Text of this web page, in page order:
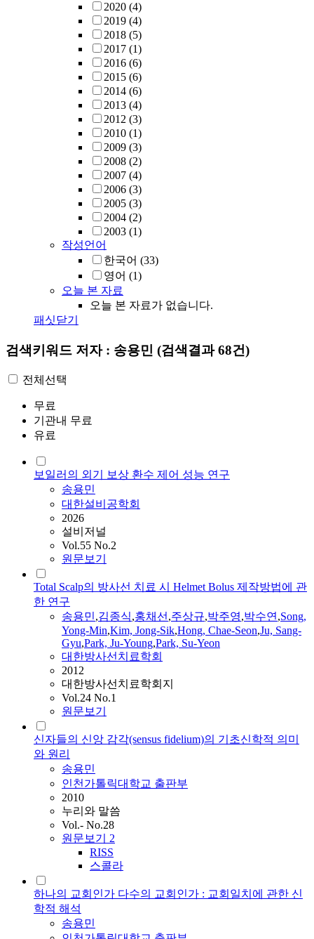
2020 (4)
2019 (4)
2018 (5)
2017 (1)
2016 (6)
2015 (6)
2014 (6)
2013 (4)
2012 (3)
2010 (1)
2009 (3)
2008 (2)
2007 (4)
2006 (3)
2005 (3)
2004 (2)
2003 (1)
작성언어
한국어 (33)
영어 (1)
오늘 본 자료
오늘 본 자료가 없습니다.
패싯닫기
검색키워드 저자 : 송용민 (검색결과 68건)
전체선택
무료
기관내 무료
유료
보일러의 외기 보상 환수 제어 성능 연구
송용민
대한설비공학회
2026
설비저널
Vol.55 No.2
원문보기
Total Scalp의 방사선 치료 시 Helmet Bolus 제작방법에 관
한 연구
송용민,김종식,홍채선,주상규,박주영,박수연,Song,
Yong-Min,Kim, Jong-Sik,Hong, Chae-Seon,Ju, Sang-
Gyu,Park, Ju-Young,Park, Su-Yeon
대한방사선치료학회
2012
대한방사선치료학회지
Vol.24 No.1
원문보기
신자들의 신앙 감각(sensus fidelium)의 기초신학적 의미
와 원리
송용민
인천가톨릭대학교 출판부
2010
누리와 말씀
Vol.- No.28
원문보기 2
RISS
스콜라
하나의 교회인가 다수의 교회인가 : 교회일치에 관한 신
학적 해석
송용민